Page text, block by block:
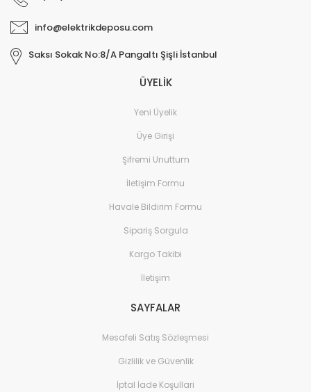
info@elektrikdeposu.com
Saksı Sokak No:8/A Pangaltı Şişli İstanbul
ÜYELİK
Yeni Üyelik
Üye Girişi
Şifremi Unuttum
İletişim Formu
Havale Bildirim Formu
Sipariş Sorgula
Kargo Takibi
İletişim
SAYFALAR
Mesafeli Satış Sözleşmesi
Gizlilik ve Güvenlik
İptal İade Koşullari